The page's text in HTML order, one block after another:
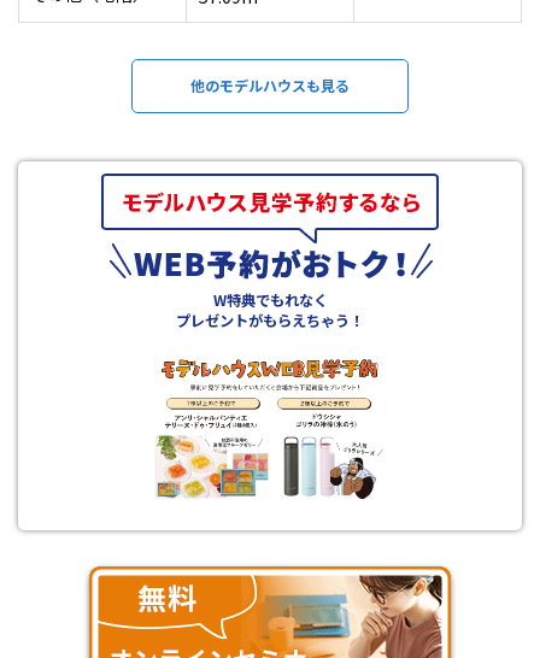
他のモデルハウスも見る
W特典でもれなく
プレゼントがもらえちゃう！